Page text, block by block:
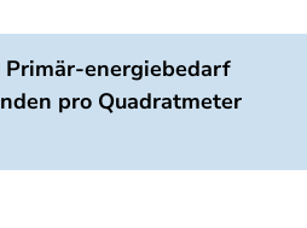
Primär-energiebedarf
pro Quadratmeter